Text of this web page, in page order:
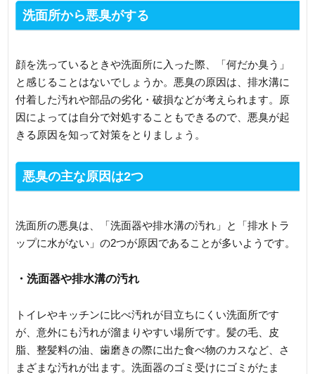
洗面所から悪臭がする
顔を洗っているときや洗面所に入った際、「何だか臭う」
と感じることはないでしょうか。悪臭の原因は、排水溝に
付着した汚れや部品の劣化・破損などが考えられます。原
因によっては自分で対処することもできるので、悪臭が起
きる原因を知って対策をとりましょう。
悪臭の主な原因は2つ
洗面所の悪臭は、「洗面器や排水溝の汚れ」と「排水トラ
ップに水がない」の2つが原因であることが多いようです。
・洗面器や排水溝の汚れ
トイレやキッチンに比べ汚れが目立ちにくい洗面所です
が、意外にも汚れが溜まりやすい場所です。髪の毛、皮
脂、整髪料の油、歯磨きの際に出た食べ物のカスなど、さ
まざまな汚れが出ます。洗面器のゴミ受けにゴミがたま